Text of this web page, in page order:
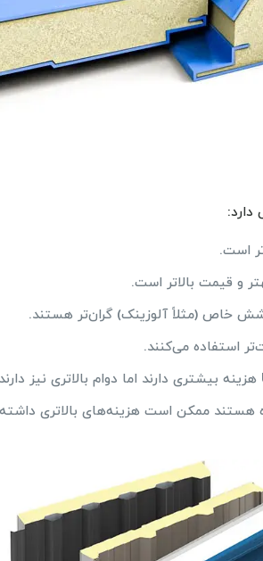
است.
و قیمت بالاتر است.
خاص (مثلاً آلوزینک) گران‌تر هستند.
استفاده می‌کنند.
هستند ممکن است هزینه‌های بالاتری